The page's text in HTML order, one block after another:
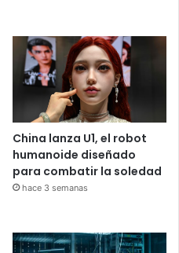
China lanza U1, el robot
humanoide diseñado
para combatir la soledad
hace 3 semanas